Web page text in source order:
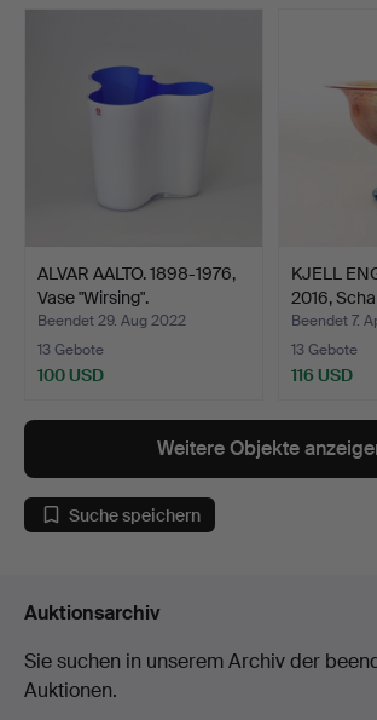
ALVAR AALTO. 1898-1976,
Vase "Wirsing".
Beendet 29. Aug 2022
13 Gebote
100 USD
KJELL
2016,
Beendet 7.
13 Gebote
116 USD
Weitere Objekte
Suche speichern
Auktionsarchiv
Sie suchen in unserem Archiv der
Auktionen.